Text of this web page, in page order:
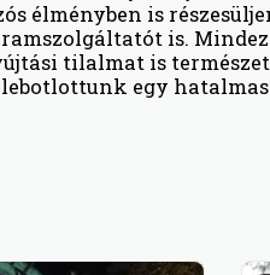
élményben is
is.
tilalmat is
egy